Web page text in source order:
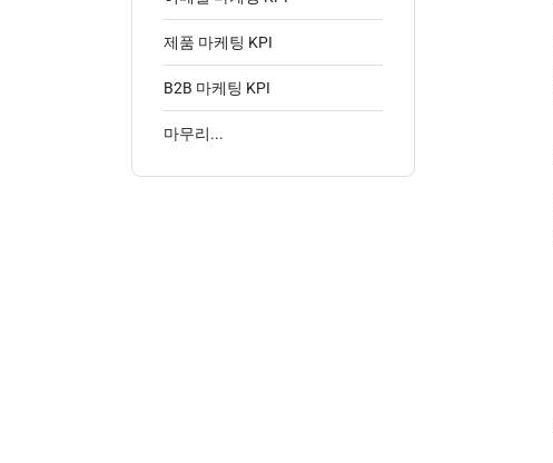
제품 마케팅 KPI
B2B 마케팅 KPI
마무리...